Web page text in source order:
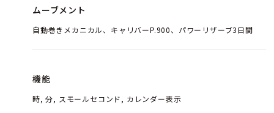
ムーブメント
自動巻きメカニカル、キャリバーP.900、パワーリザーブ3日間
機能
時, 分, スモールセコンド, カレンダー表示